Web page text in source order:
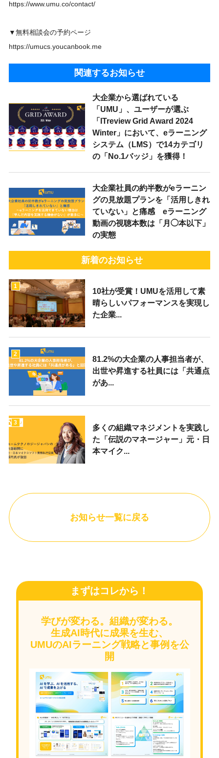
https://www.umu.co/contact/
▼無料相談会の予約ページ
https://umucs.youcanbook.me
関連するお知らせ
大企業から選ばれている
「UMU」、ユーザーが選ぶ
「ITreview Grid Award 2024
Winter」において、eラーニング
システム（LMS）で14カテゴリ
の「No.1バッジ」を獲得！
大企業社員の約半数がeラーニン
グの見放題プランを「活用しきれ
ていない」と痛感 eラーニング
動画の視聴本数は「月◯本以下」
の実態
新着のお知らせ
1
10社が受賞！UMUを活用して素
晴らしいパフォーマンスを実現し
た企業...
2
81.2%の大企業の人事担当者が、
出世や昇進する社員には「共通点
があ...
3
多くの組織マネジメントを実践し
た「伝説のマネージャー」元・日
本マイク...
お知らせ一覧に戻る
まずはコレから！
学びが変わる。組織が変わる。
生成AI時代に成果を生む、
UMUのAIラーニング戦略と事例を公
開